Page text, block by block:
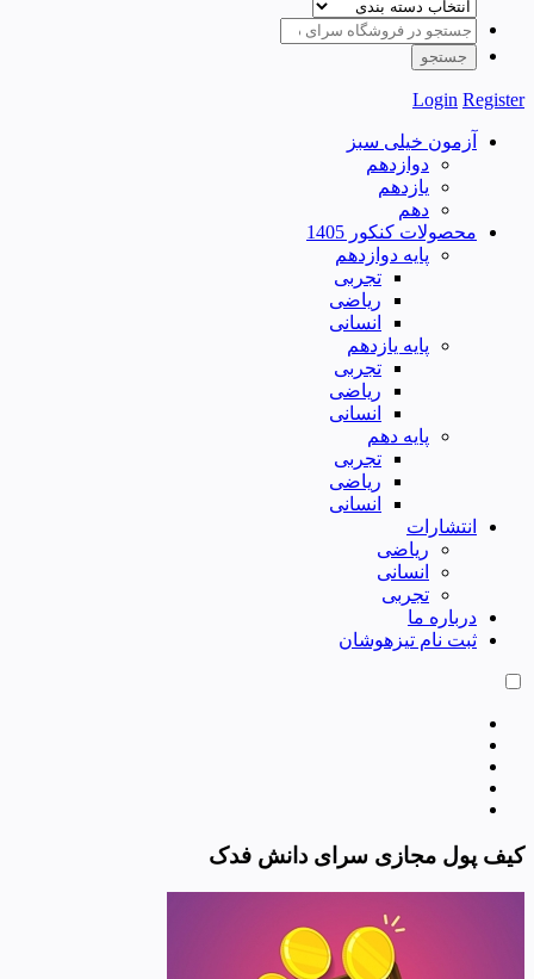
Login Register
آزمون خیلی سبز
دوازدهم
یازدهم
دهم
محصولات کنکور 1405
پایه دوازدهم
تجربی
ریاضی
انسانی
پایه یازدهم
تجربی
ریاضی
انسانی
پایه دهم
تجربی
ریاضی
انسانی
انتشارات
ریاضی
انسانی
تجربی
درباره ما
ثبت نام تیزهوشان
کیف پول مجازی سرای دانش فدک